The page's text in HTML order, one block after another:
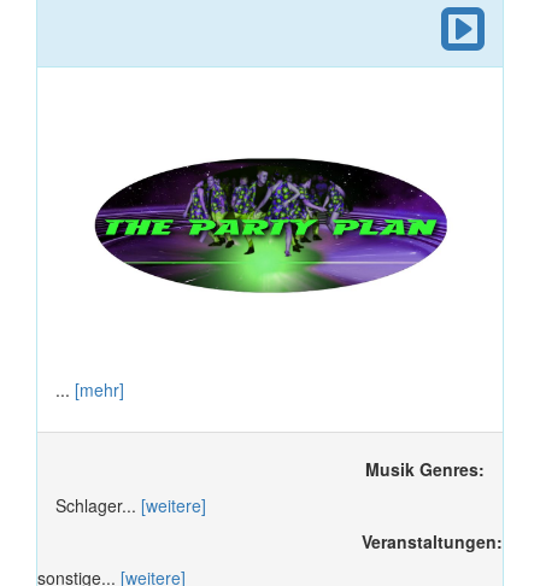
... [mehr]
Musik Genres:
Schlager... [weitere]
Veranstaltungen:
sonstige... [weitere]